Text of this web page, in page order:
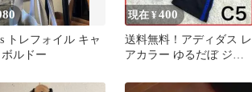
トレフォイル キャ
ボルドー
現在 ¥400
送料無料！アディダス レ
アカラー ゆるだぼ ジャ
ズボン